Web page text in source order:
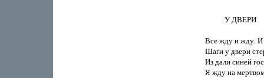
           У ДВЕРИ
Все жду и жду.
Шаги у двери
Из дали синей
Я жду на